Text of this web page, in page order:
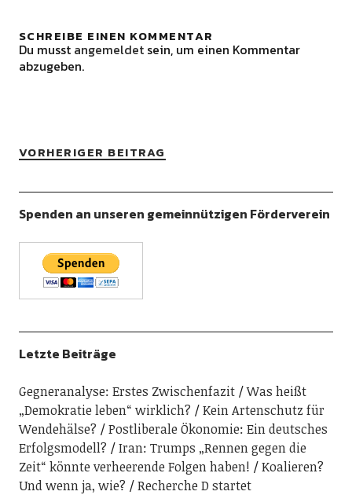
SCHREIBE EINEN KOMMENTAR
Du musst angemeldetsein, um einen Kommentar
abzugeben.
VORHERIGER BEITRAG
Spenden an unseren gemeinnützigen Förderverein
Letzte Beiträge
Gegneranalyse: Erstes Zwischenfazit
Was heißt
„Demokratie leben“ wirklich?
Kein Artenschutz für
Wendehälse?
Postliberale Ökonomie: Ein deutsches
Erfolgsmodell?
Iran: Trumps „Rennen gegen die
Zeit“ könnte verheerende Folgen haben!
Koalieren?
Und wenn ja, wie?
Recherche D startet